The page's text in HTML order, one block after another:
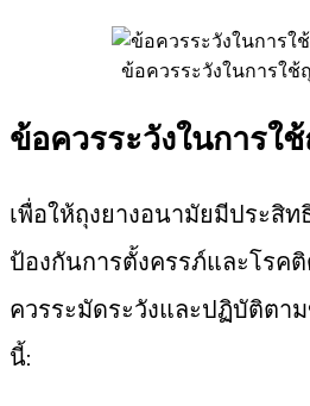
ข้อควรระวังในการใช้
ข้อควรระวังในการใ
เพื่อให้ถุงยางอนามัยมีประสิ
ป้องกันการตั้งครรภ์และโรค
ควรระมัดระวังและปฏิบัติตา
นี้: